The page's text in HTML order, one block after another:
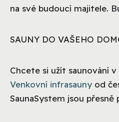
na své budoucí majitele.
SAUNY DO VAŠEHO
Chcete si užít saunování
Venkovní infrasauny od
SaunaSystem jsou přesně